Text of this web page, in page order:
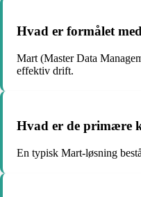
Hvad er formålet
Mart (Master Data
effektiv drift.
Hvad er de primære
En typisk Mart-løsning